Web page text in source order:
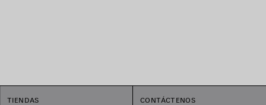
TIENDAS
CONTÁCTENOS